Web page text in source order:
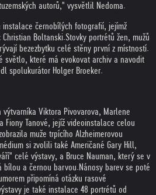
autorů," vysvětlil Nedoma.
instalace černobílých fotografií, jejímž
Boltanski.Stovky portrétů žen, mužů
bezezbytku celé stěny první z místností.
světlo, které má evokovat archiv a navodit
spolukurátor Holger Broeker.
Viktora Pivovarova, Marlene
Fiony Tanové, jejíž videoinstalace celou
muže trpícího Alzheimerovou
si zvolili také Američané Gary Hill,
celé výstavy, a Bruce Nauman, který se v
bílou a černou barvou.Nánosy barev se poté
připomíná otázku rasové
je také instalace 48 portrétů od